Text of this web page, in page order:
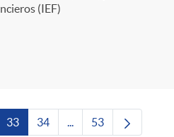
(IEF)
Use TAB para
Página
33 Página
34 ...Páginas intermedias
Página
53